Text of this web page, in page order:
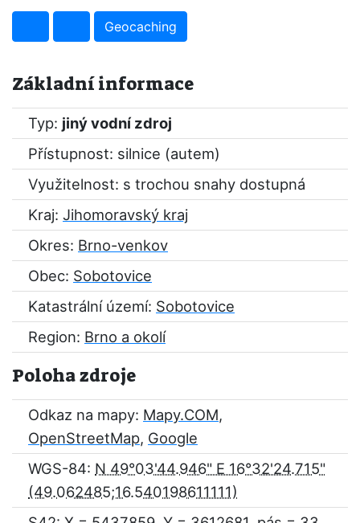
Geocaching
Základní informace
Typ: jiný vodní zdroj
Přístupnost: silnice (autem)
Využitelnost: s trochou snahy dostupná
Kraj: Jihomoravský kraj
Okres: Brno-venkov
Obec: Sobotovice
Katastrální území: Sobotovice
Region: Brno a okolí
Poloha zdroje
Odkaz na mapy: Mapy.COM,
OpenStreetMap, Google
WGS-84: N 49°03'44.946" E 16°32'24.715"